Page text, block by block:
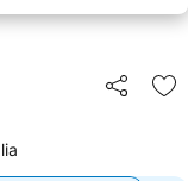
Partilhar